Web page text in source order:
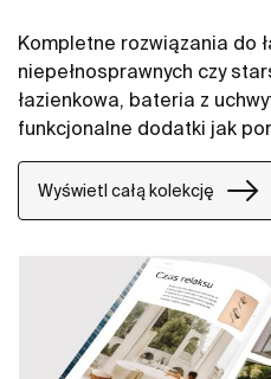
Kompletne rozwiązania do
niepełnosprawnych czy
łazienkowa, bateria z
funkcjonalne dodatki jak
zapewnienie komfortowej
Wyświetl całą kolekcję